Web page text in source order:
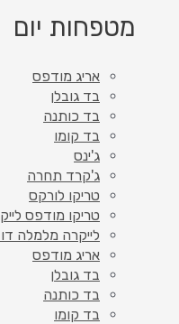
מטפחות יום
אריג מודפס
בד גובלן
בד כותנה
בד קומו
ג'ינס
ג'קרד תחרה
טריקו לורקס
טריקו מודפס לייקרה
לייקרה מלמלה דו צדדי
אריג מודפס
בד גובלן
בד כותנה
בד קומו